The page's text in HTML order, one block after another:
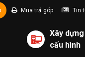
Mua trả góp Tin
Xây dựng
cấu hình